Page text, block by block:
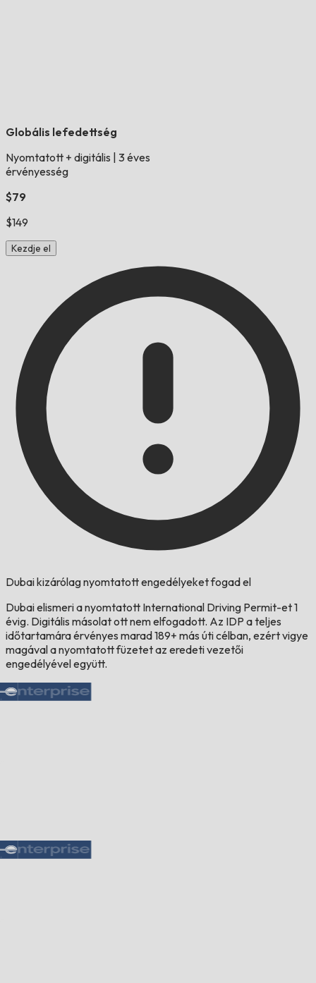
Globális lefedettség
Nyomtatott + digitális 3 éves
érvényesség
$79
$149
Kezdje el
Dubai kizárólag nyomtatott engedélyeket fogad el
Dubai elismeri a nyomtatott International Driving Permit-et 1
évig. Digitális másolat ott nem elfogadott. Az IDP a teljes
időtartamára érvényes marad 189+ más úti célban, ezért vigye
magával a nyomtatott füzetet az eredeti vezetői
engedélyével együtt.